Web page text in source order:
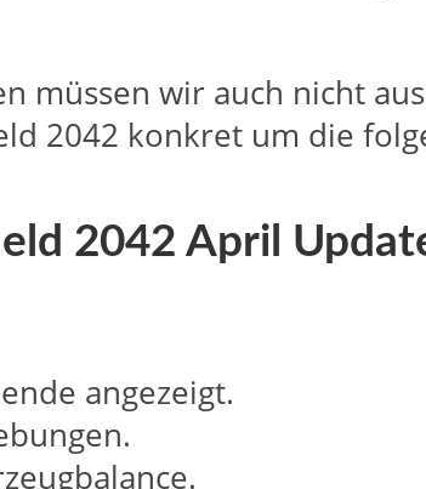
müssen wir auch nicht
2042 konkret um die
2042 April
angezeigt.